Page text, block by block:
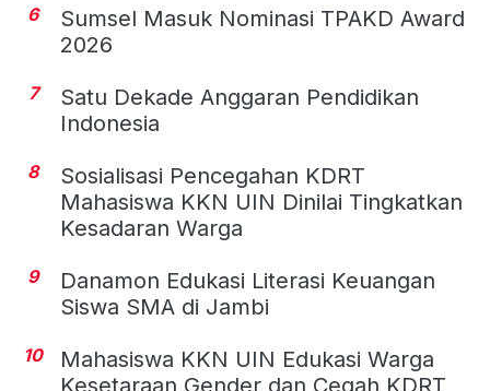
6
Sumsel Masuk Nominasi TPAKD Award
2026
7
Satu Dekade Anggaran Pendidikan
Indonesia
8
Sosialisasi Pencegahan KDRT
Mahasiswa KKN UIN Dinilai Tingkatkan
Kesadaran Warga
9
Danamon Edukasi Literasi Keuangan
Siswa SMA di Jambi
10
Mahasiswa KKN UIN Edukasi Warga
Kesetaraan Gender dan Cegah KDRT